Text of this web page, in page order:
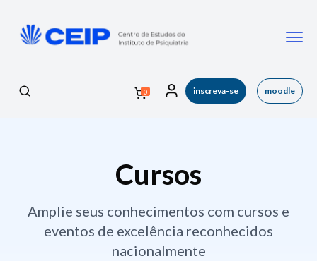
0 inscreva-se moodle
Cursos
Amplie seus conhecimentos com cursos e
eventos de excelência reconhecidos
nacionalmente